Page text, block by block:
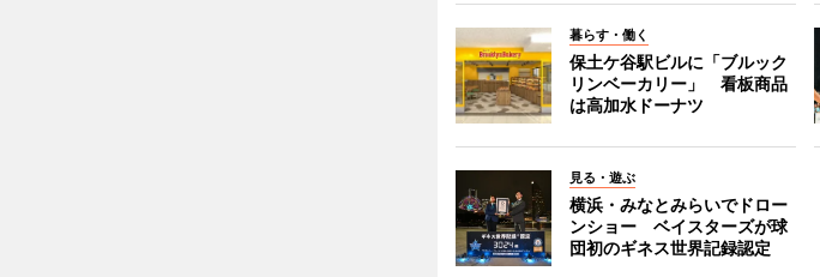
暮らす・働く
保土ケ谷駅ビルに「ブルック
リンベーカリー」 看板商品
は高加水ドーナツ
見る・遊ぶ
横浜・みなとみらいでドロー
ンショー ベイスターズが球
団初のギネス世界記録認定